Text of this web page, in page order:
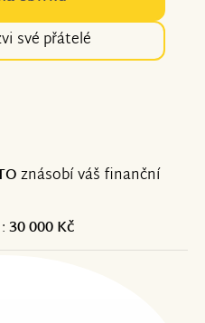
své přátelé
znásobí váš finanční
30 000 Kč